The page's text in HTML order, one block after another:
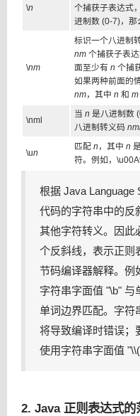
\n
个捕获子表达式
进制数 (0-7)，那
\nm
标识一个八进制
nm 个捕获子表
面至少有 n 个捕
如果两种前面的
nm，其中 n 和 m
\nml
当 n 是八进制数
八进制转义码
\un
匹配 n ，其中 n
符。例如，
根据 Java Language
代码的字符串中的反
其他字符转义。因此
个反斜线，表示正则
节码编译器解释。例
字符串字面值 "\b" 与
单词边界匹配。字符
将导致编译时错误；
使用字符串字面值
2. Java 正则表达式的